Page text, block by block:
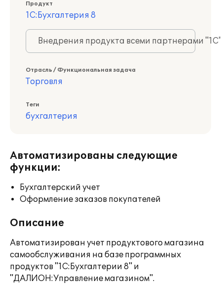
Продукт
1С:Бухгалтерия 8
Внедрения продукта всеми партнерами
Отрасль / Функциональная задача
Торговля
Теги
бухгалтерия
Автоматизированы следующие
функции:
Бухгалтерский учет
Оформление заказов покупателей
Описание
Автоматизирован учет продуктового магазина
самообслуживания на базе программных
продуктов "1С:Бухгалтерии 8" и
"ДАЛИОН:Управление магазином".